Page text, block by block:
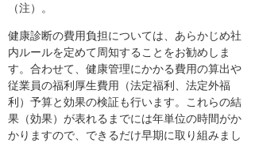
（注）。
健康診断の費用負担については、あらかじめ社
内ルールを定めて周知することをお勧めしま
す。合わせて、健康管理にかかる費用の算出や
従業員の福利厚生費用（法定福利、法定外福
利）予算と効果の検証も行います。これらの結
果（効果）が表れるまでには年単位の時間がか
かりますので、できるだけ早期に取り組みまし